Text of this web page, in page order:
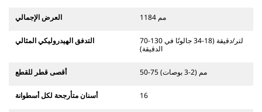
العرض الإجمالي 1184 مم
التدفق الهيدروليكي المثالي
70-130 لتر/دقيقة (18-34 جالونًا في
الدقيقة)
أقصى قطر للقطع 50-75 مم (2-3 بوصات)
أسنان متأرجحة لكل أسطوانة 16